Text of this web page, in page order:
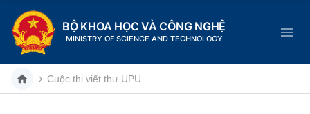
BỘ KHOA HỌC VÀ CÔNG NGHỆ
MINISTRY OF SCIENCE AND TECHNOLOGY
Cuộc thi viết thư UPU